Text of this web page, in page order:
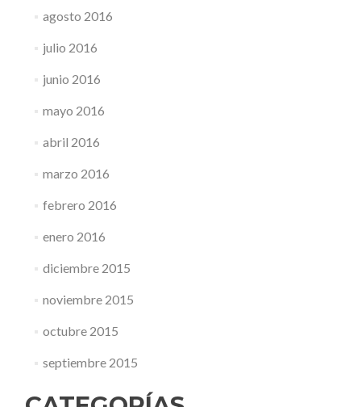
agosto 2016
julio 2016
junio 2016
mayo 2016
abril 2016
marzo 2016
febrero 2016
enero 2016
diciembre 2015
noviembre 2015
octubre 2015
septiembre 2015